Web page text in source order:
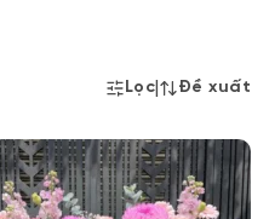
Lọc Đề xuất